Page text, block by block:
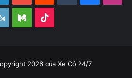
Mixcloud
Medium
2026 của Xe Cộ 24/7